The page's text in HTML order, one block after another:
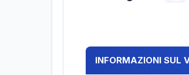
INFORMAZIONI SUL